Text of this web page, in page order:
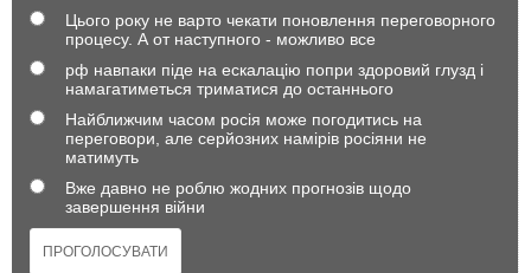
Цього року не варто чекати поновлення переговорного
процесу. А от наступного - можливо все
рф навпаки піде на ескалацію попри здоровий глузд і
намагатиметься триматися до останнього
Найближчим часом росія може погодитись на
переговори, але серйозних намірів росіяни не
матимуть
Вже давно не роблю жодних прогнозів щодо
завершення війни